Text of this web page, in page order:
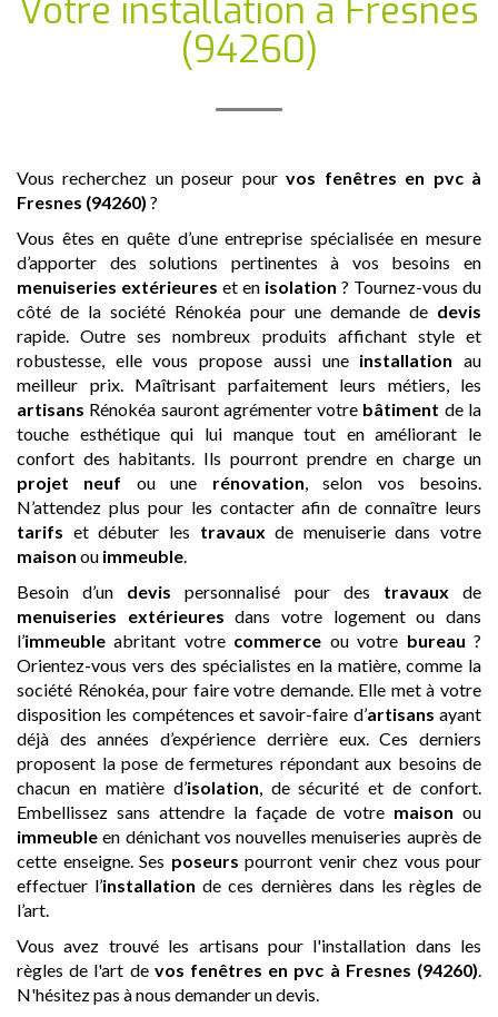
Votre installation à Fresnes
(94260)
Vous recherchez un poseur pourvos fenêtres en pvc à
Fresnes (94260) ?
Vous êtes en quête d’une entreprise spécialisée en mesure
d’apporter des solutions pertinentes à vos besoins en
menuiseries extérieures et en isolation ? Tournez-vous du
côté de la société Rénokéa pour une demande de devis
rapide. Outre ses nombreux produits affichant style et
robustesse, elle vous propose aussi une installation au
meilleur prix. Maîtrisant parfaitement leurs métiers, les
artisans Rénokéa sauront agrémenter votre bâtiment de la
touche esthétique qui lui manque tout en améliorant le
confort des habitants. Ils pourront prendre en charge un
projet neuf ou une rénovation, selon vos besoins.
N’attendez plus pour les contacter afin de connaître leurs
tarifs et débuter les travaux de menuiserie dans votre
maison ou immeuble.
Besoin d’un devis personnalisé pour des travaux de
menuiseries extérieures dans votre logement ou dans
l’immeuble abritant votre commerce ou votre bureau ?
Orientez-vous vers des spécialistes en la matière, comme la
société Rénokéa, pour faire votre demande. Elle met à votre
disposition les compétences et savoir-faire d’artisans ayant
déjà des années d’expérience derrière eux. Ces derniers
proposent la pose de fermetures répondant aux besoins de
chacun en matière d’isolation, de sécurité et de confort.
Embellissez sans attendre la façade de votre maison ou
immeuble en dénichant vos nouvelles menuiseries auprès de
cette enseigne. Ses poseurs pourront venir chez vous pour
effectuer l’installation de ces dernières dans les règles de
l’art.
Vous avez trouvé les artisans pour l'installation dans les
règles de l'art de vos fenêtres en pvc à Fresnes (94260).
N'hésitez pas à nous demander un devis.